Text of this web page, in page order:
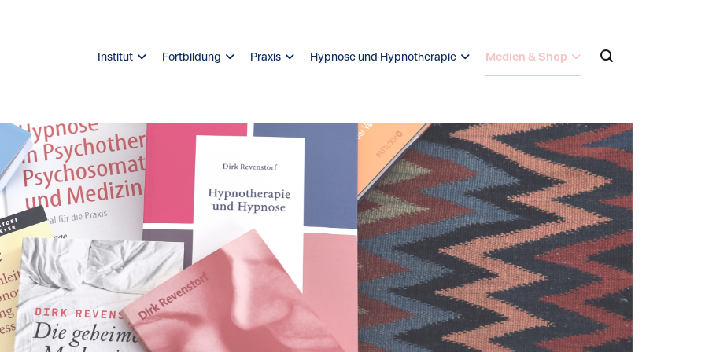
Institut Fortbildung Praxis Hypnose und Hypnotherapie Medien & Shop